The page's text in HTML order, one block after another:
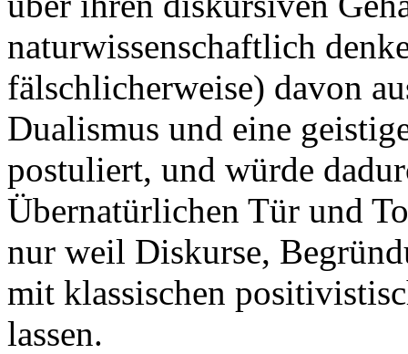
naturwissenschaftlich
fälschlicherweise) davon
Dualismus und eine
postuliert, und würde
Übernatürlichen Tür und
nur weil Diskurse,
mit klassischen
lassen.